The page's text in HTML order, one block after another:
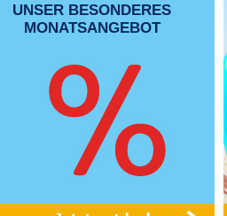
UNSER BESONDERES
MONATSANGEBOT